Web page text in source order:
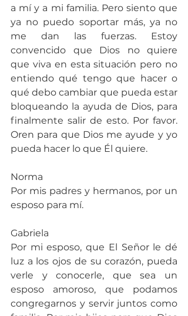
a mí y a mi familia. Pero siento que
ya no puedo soportar más, ya no
me dan las fuerzas. Estoy
convencido que Dios no quiere
que viva en esta situación pero no
entiendo qué tengo que hacer o
qué debo cambiar que pueda estar
bloqueando la ayuda de Dios, para
finalmente salir de esto. Por favor.
Oren para que Dios me ayude y yo
pueda hacer lo que Él quiere.
Norma
Por mis padres y hermanos, por un
esposo para mí.
Gabriela
Por mi esposo, que El Señor le dé
luz a los ojos de su corazón, pueda
verle y conocerle, que sea un
esposo amoroso, que podamos
congregarnos y servir juntos como